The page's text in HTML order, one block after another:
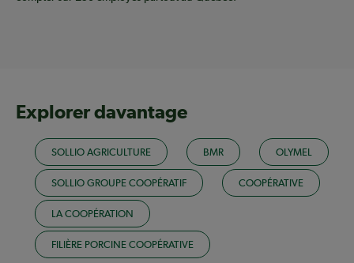
Explorer davantage
SOLLIO AGRICULTURE BMR OLYMEL
SOLLIO GROUPE COOPÉRATIF COOPÉRATIVE
LA COOPÉRATION
FILIÈRE PORCINE COOPÉRATIVE